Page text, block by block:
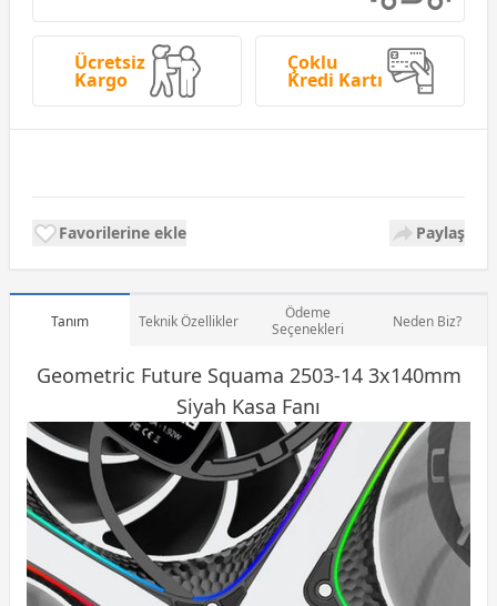
Ücretsiz
Kargo
Çoklu
Kredi Kartı
Favorilerine ekle Paylaş
Tanım Teknik Özellikler
Ödeme
Seçenekleri
Neden Biz?
Geometric Future Squama 2503-14 3x140mm
Siyah Kasa Fanı